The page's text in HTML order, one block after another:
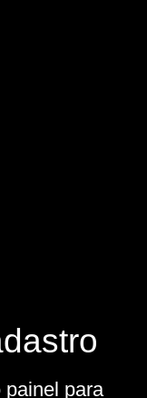
painel para